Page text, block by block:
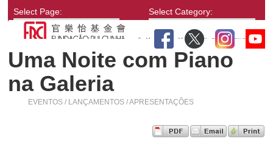
Select Page: Select Category:
Uma Noite com Piano
na Galeria
EVENTOS / LANÇAMENTOS / APRESENTAÇÕES